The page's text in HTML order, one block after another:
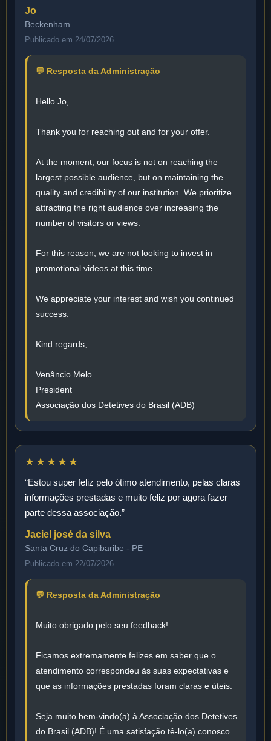
Jo
Beckenham
Publicado em 24/07/2026
💬 Resposta da Administração
Hello Jo,
Thank you for reaching out and for your offer.
At the moment, our focus is not on reaching the
largest possible audience, but on maintaining the
quality and credibility of our institution. We prioritize
attracting the right audience over increasing the
number of visitors or views.
For this reason, we are not looking to invest in
promotional videos at this time.
We appreciate your interest and wish you continued
success.
Kind regards,
Venâncio Melo
President
Associação dos Detetives do Brasil (ADB)
★★★★★
“Estou super feliz pelo ótimo atendimento, pelas claras
informações prestadas e muito feliz por agora fazer
parte dessa associação.”
Jaciel josé da silva
Santa Cruz do Capibaribe - PE
Publicado em 22/07/2026
💬 Resposta da Administração
Muito obrigado pelo seu feedback!
Ficamos extremamente felizes em saber que o
atendimento correspondeu às suas expectativas e
que as informações prestadas foram claras e úteis.
Seja muito bem-vindo(a) à Associação dos Detetives
do Brasil (ADB)! É uma satisfação tê-lo(a) conosco.